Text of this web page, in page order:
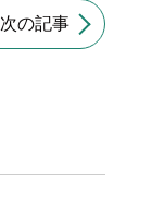
次の記事